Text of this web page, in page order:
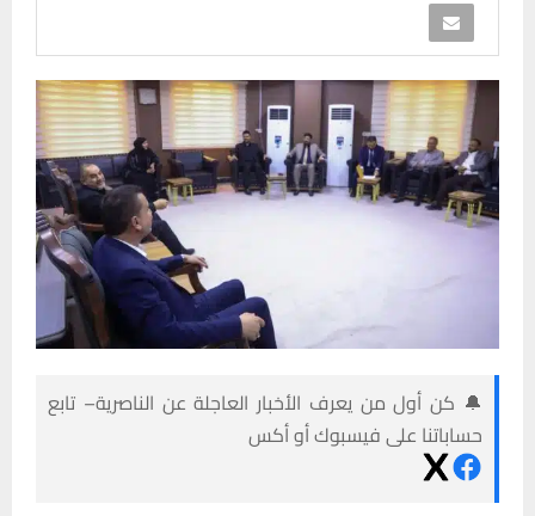
🔔 كن أول من يعرف الأخبار العاجلة عن الناصرية– تابع
حساباتنا على فيسبوك أو أكس